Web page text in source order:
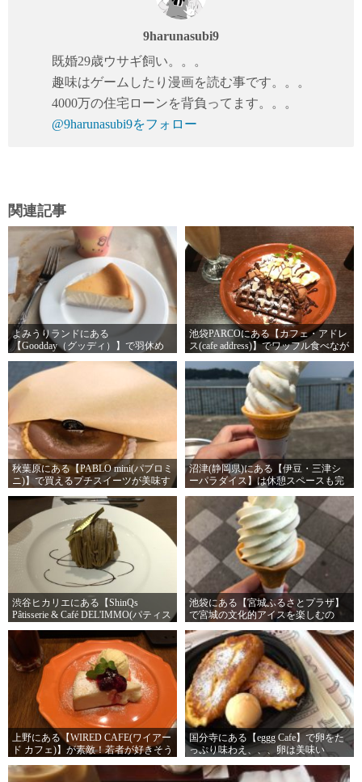
9harunasubi9
既婚29歳ウサギ飼い。。。
趣味はゲームしたり漫画を読む事です。。。
4000万の住宅ローンを背負ってます。。。
@9harunasubi9をフォロー
関連記事
よみうりランドにある
【Goodday（グッディ）】で羽休め
使うよね
池袋PARCOにある【カフェ・アドレ
ス(cafe address)】でワッフル食べなが
ぞ！
秋葉原にある【PABLO mini(パブロミ
ニ)】で買えるプチスイーツが美味す
沼津(静岡県)にある【伊豆・三津シ
ーパラダイス】は休憩スペースも完
来るでござる
渋谷ヒカリエにある【ShinQs
Pâtisserie & Café DEL'IMMO(パティス
に美味い！何回でも食いたくなる！
池袋にある【宮城ふるさとプラザ】
で宮城の文化的アイスを楽しむの
上野にある【WIRED CAFE(ワイアー
ド カフェ)】が素敵！若者が好きそう
国分寺にある【eggg Cafe】で卵をた
っぷり味わえ、、、卵は美味い